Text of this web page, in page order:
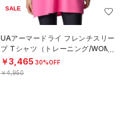
SALE
UAアーマードライ フレンチスリー
ブ Tシャツ（トレーニング/WOME
N）
￥3,465 30%OFF
￥4,950